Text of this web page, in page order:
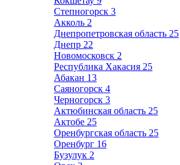
Степногорск 3
Акколь 2
Днепропетровская область 25
Днепр 22
Новомосковск 2
Республика Хакасия 25
Абакан 13
Саяногорск 4
Черногорск 3
Актюбинская область 25
Актобе 25
Оренбургская область 25
Оренбург 16
Бузулук 2